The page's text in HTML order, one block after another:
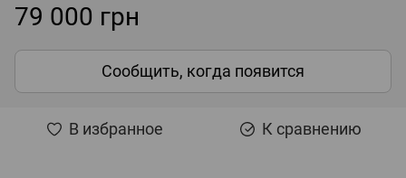
79 000 грн
Сообщить, когда появится
В избранное К сравнению